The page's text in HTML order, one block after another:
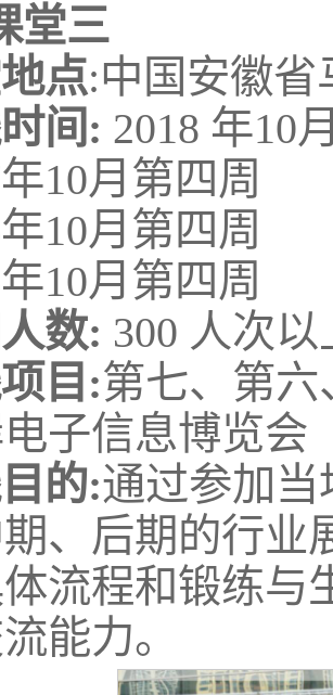
堂三
点:中国安徽
间: 2018 年10
10月第四周
10月第四周
10月第四周
数: 300 人次以
目:第七、第
子信息博览会
的:通过参加当
、后期的行业
流程和锻练与
能力。